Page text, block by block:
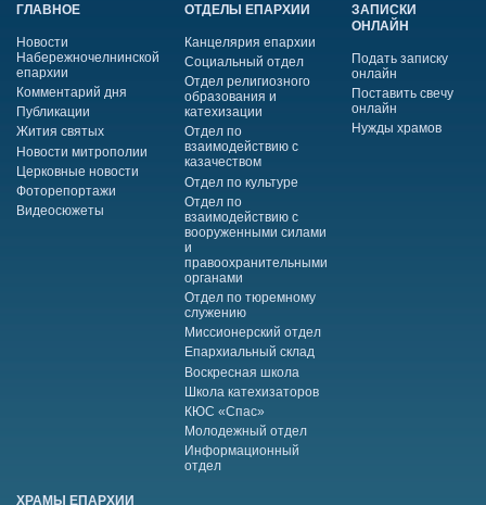
ГЛАВНОЕ
Новости
Набережночелнинской
епархии
Комментарий дня
Публикации
Жития святых
Новости митрополии
Церковные новости
Фоторепортажи
Видеосюжеты
ОТДЕЛЫ ЕПАРХИИ
Канцелярия епархии
Социальный отдел
Отдел религиозного
образования и
катехизации
Отдел по
взаимодействию с
казачеством
Отдел по культуре
Отдел по
взаимодействию с
вооруженными силами
и
правоохранительными
органами
Отдел по тюремному
служению
Миссионерский отдел
Епархиальный склад
Воскресная школа
Школа катехизаторов
КЮС «Спас»
Молодежный отдел
Информационный
отдел
ЗАПИСКИ
ОНЛАЙН
Подать записку
онлайн
Поставить свечу
онлайн
Нужды храмов
ХРАМЫ ЕПАРХИИ